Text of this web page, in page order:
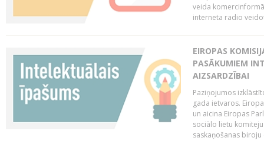
veida
interneta radio
EIROPAS
PASĀKUMIEM
AIZSARDZĪBAI
Paziņojumos
gada ietvaros.
un aicina Eiropas
sociālo lietu
saskaņošanas biroju